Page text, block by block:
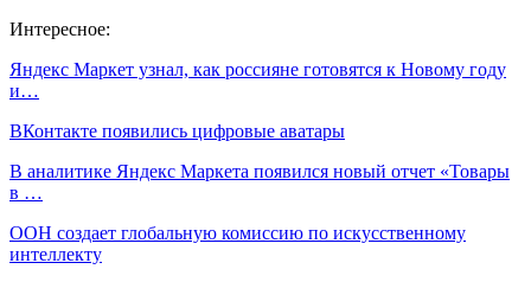
Интересное:
Яндекс Маркет узнал, как россияне готовятся к Новому году
и…
ВКонтакте появились цифровые аватары
В аналитике Яндекс Маркета появился новый отчет «Товары
в …
ООН создает глобальную комиссию по искусственному
интеллекту